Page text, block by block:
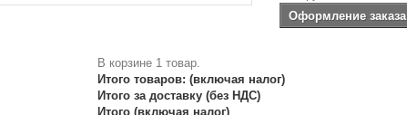
Оформление заказа
В корзине 1 товар.
Итого товаров: (включая налог)
Итого за доставку (без НДС)
Итого (включая налог)